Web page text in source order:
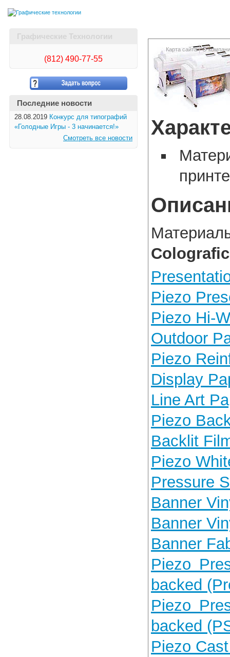
Карта сайта О
Графические Технологии
(812) 490-77-55
Последние новости
28.08.2019 Конкурс для типографий
«Голодные Игры - 3 начинается!»
Смотреть все новости
Piezo
Piezo Hi-
Outdoor
Piezo
Display
Line Art
Piezo
Backlit
Piezo
Pressure
Banner
Banner
Banner
Piezo
backed
Piezo
backed
Piezo